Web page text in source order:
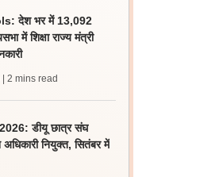
देश भर में 13,092
में शिक्षा राज्य मंत्री
| 2 mins read
डीयू छात्र संघ
अधिकारी नियुक्त, सितंबर में